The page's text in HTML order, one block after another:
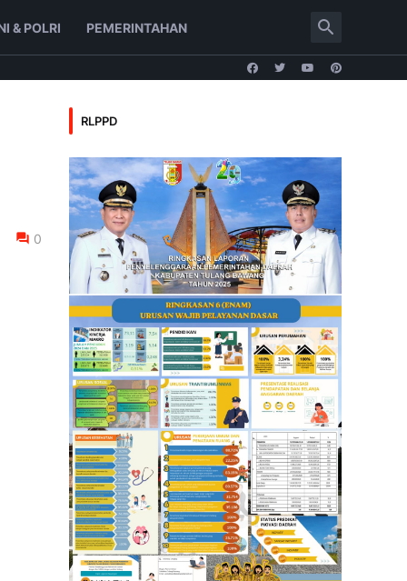
& POLRI PEMERINTAHAN
0
RLPPD